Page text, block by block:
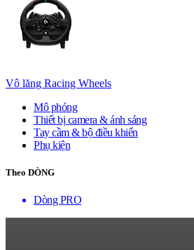
Vô lăng Racing Wheels
Mô phỏng
Thiết bị camera & ánh sáng
Tay cầm & bộ điều khiển
Phụ kiện
Theo DÒNG
Dòng PRO